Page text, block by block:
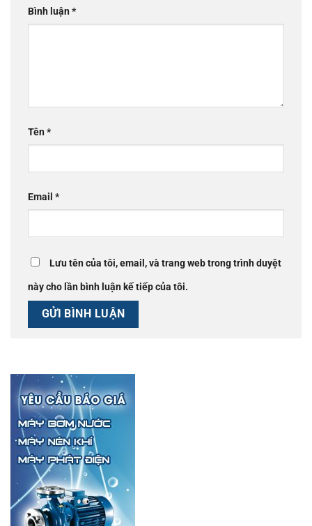
Bình luận*
Tên*
Email *
Lưu tên của tôi, email, và trang web trong trình duyệt
này cho lần bình luận kế tiếp của tôi.